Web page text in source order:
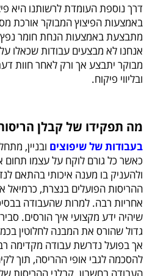
דרך נוספת העומדת לרשותנו היא
באמצעות הפיצוץ המבוקר אורכת
מתבצעת באמצעות הנחת חומר נפץ
אנחנו לא מבצעים עבודות שכאלו
מבוקר יתבצע אך ורק לאחר חוות
ובליווי פיקוח.
מה תפקידו של קבלן
בעבודות של שיפוצים ובניין,
כאשר כל גורם לוקח על עצמו
ולהעניק בו מענה איכותי בהתאם
ההריסות הפועלים בנצרת, כרמיאל
אחריות רבה. למרות שהעבודה
שיהיה ידע מקצועי איך הורסים.
גדול שהורס את המבנה לחלוטין
אך בפועל נדרשת עבודה מקדימה
להסכמה לגבי אופי ההריסה, תוך
העבודה בחשבון. קבלני ההריסות